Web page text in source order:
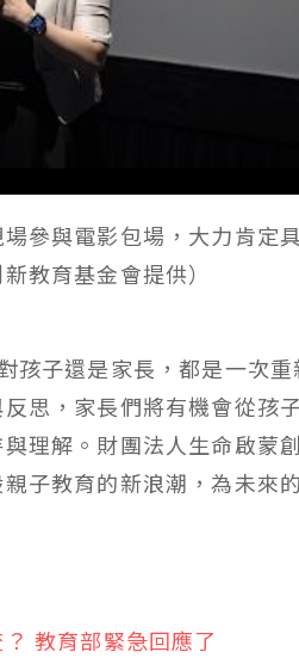
參與電影包場，大力肯定
教育基金會提供）
子還是家長，都是一次重
思，家長們將有機會從孩
理解。財團法人生命啟蒙
子教育的新浪潮，為未來
教育部緊急回應了